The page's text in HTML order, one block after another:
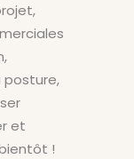
posture,
et
!